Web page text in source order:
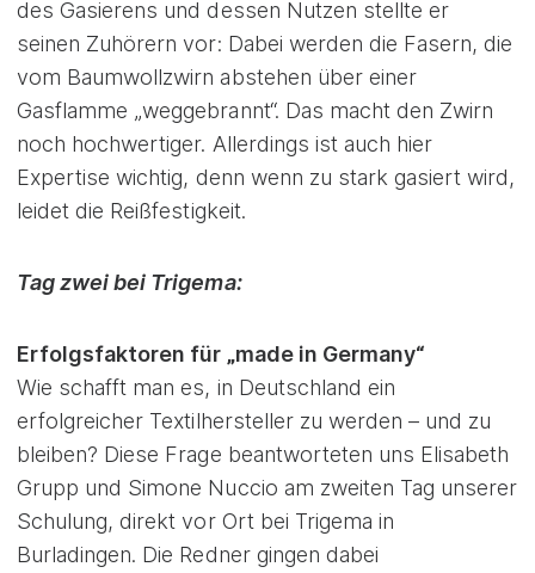
des Gasierens und dessen Nutzen stellte er
seinen Zuhörern vor: Dabei werden die Fasern, die
vom Baumwollzwirn abstehen über einer
Gasflamme „weggebrannt“. Das macht den Zwirn
noch hochwertiger. Allerdings ist auch hier
Expertise wichtig, denn wenn zu stark gasiert wird,
leidet die Reißfestigkeit.
Tag zwei bei Trigema:
Erfolgsfaktoren für „made in Germany“
Wie schafft man es, in Deutschland ein
erfolgreicher Textilhersteller zu werden – und zu
bleiben? Diese Frage beantworteten uns Elisabeth
Grupp und Simone Nuccio am zweiten Tag unserer
Schulung, direkt vor Ort bei Trigema in
Burladingen. Die Redner gingen dabei